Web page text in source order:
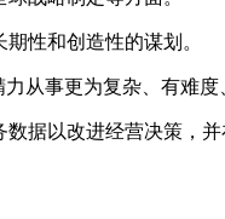
性和创造性的谋划。
从事更为复杂、有难度
据以改进经营决策，